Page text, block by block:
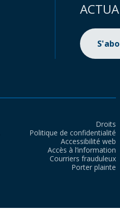
Droits
Politique de confidentialité
Accessibilité web
Accès à l’information
Courriers frauduleux
Porter plainte